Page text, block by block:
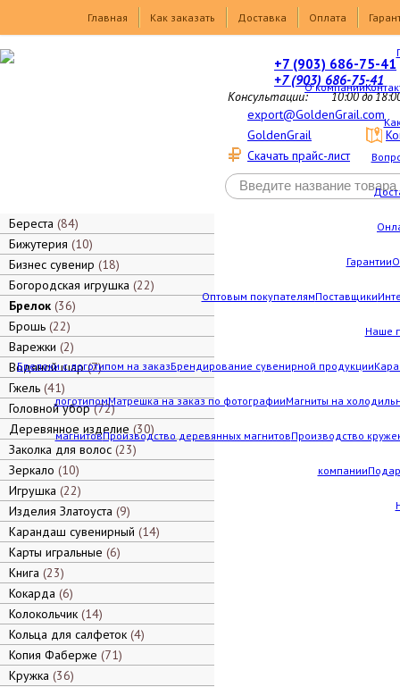
Главная
Как заказать Доставка Оплата
О компании
Гарантии
Оптовым покупателямПоставщики
Наше
Брелоки с логотипом на заказБрендирование сувенирной продукции
логотипомМатрешка на заказ по фотографииМагниты на
магнитовПроизводство деревянных магнитовПроизводство
компании
+7 (903) 686-75-41
+7 (903) 686-75-41
Консультации: 10:00 до
export@GoldenGrail.com
GoldenGrail
Скачать прайс-лист
Береста 84
Бижутерия 10
Бизнес сувенир 18
Богородская игрушка 22
Брелок 36
Брошь 22
Варежки 2
Водяной шар 7
Гжель 41
Головной убор 72
Деревянное изделие 30
Заколка для волос 23
Зеркало 10
Игрушка 22
Изделия Златоуста 9
Карандаш сувенирный 14
Карты игральные 6
Книга 23
Кокарда 6
Колокольчик 14
Кольца для салфеток 4
Копия Фаберже 71
Кружка 36